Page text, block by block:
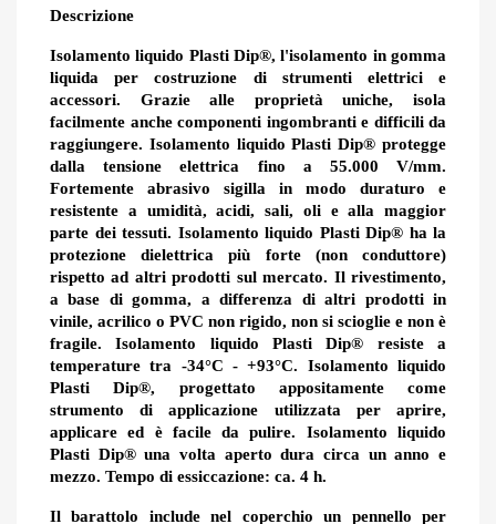
Descrizione
Isolamento liquido Plasti Dip®, l'isolamento in gomma
liquida per costruzione di strumenti elettrici e
accessori. Grazie alle proprietà uniche, isola
facilmente anche componenti ingombranti e difficili da
raggiungere. Isolamento liquido Plasti Dip® protegge
dalla tensione elettrica fino a 55.000 V/mm.
Fortemente abrasivo sigilla in modo duraturo e
resistente a umidità, acidi, sali, oli e alla maggior
parte dei tessuti. Isolamento liquido Plasti Dip® ha la
protezione dielettrica più forte (non conduttore)
rispetto ad altri prodotti sul mercato. Il rivestimento,
a base di gomma, a differenza di altri prodotti in
vinile, acrilico o PVC non rigido, non si scioglie e non è
fragile. Isolamento liquido Plasti Dip® resiste a
temperature tra -34°C - +93°C. Isolamento liquido
Plasti Dip®, progettato appositamente come
strumento di applicazione utilizzata per aprire,
applicare ed è facile da pulire. Isolamento liquido
Plasti Dip® una volta aperto dura circa un anno e
mezzo. Tempo di essiccazione: ca. 4 h.
Il barattolo include nel coperchio un pennello per